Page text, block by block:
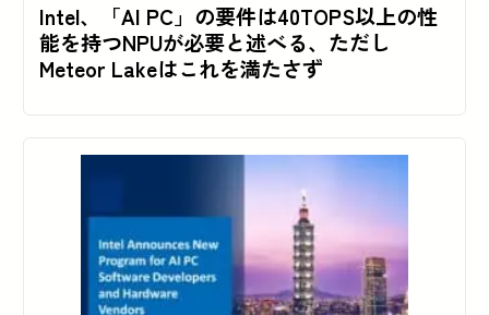
Intel、「AI PC」の要件は40TOPS以上の性
能を持つNPUが必要と述べる、ただし
Meteor Lakeはこれを満たさず